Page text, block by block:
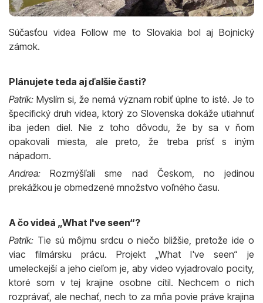
Súčasťou videa Follow me to Slovakia bol aj Bojnický
zámok.
Plánujete teda aj ďalšie časti?
Patrik: Myslím si, že nemá význam robiť úplne to isté. Je to
špecifický druh videa, ktorý zo Slovenska dokáže utiahnuť
iba jeden diel. Nie z toho dôvodu, že by sa v ňom
opakovali miesta, ale preto, že treba prísť s iným
nápadom.
Andrea:Rozmýšľali sme nad Českom, no jedinou
prekážkou je obmedzené množstvo voľného času.
A čo videá „What I've seen“?
Patrik: Tie sú môjmu srdcu o niečo bližšie, pretože ide o
viac filmársku prácu. Projekt „What I've seen“ je
umeleckejší a jeho cieľom je, aby video vyjadrovalo pocity,
ktoré som v tej krajine osobne cítil. Nechcem o nich
rozprávať, ale nechať, nech to za mňa povie práve krajina